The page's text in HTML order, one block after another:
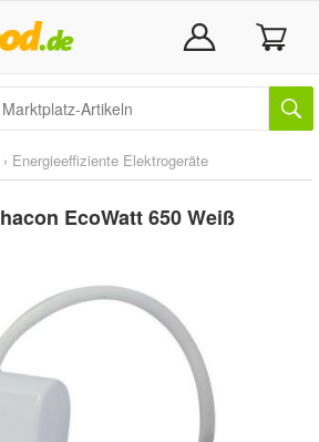
› Energieeffiziente Elektrogeräte
EcoWatt 650 Weiß